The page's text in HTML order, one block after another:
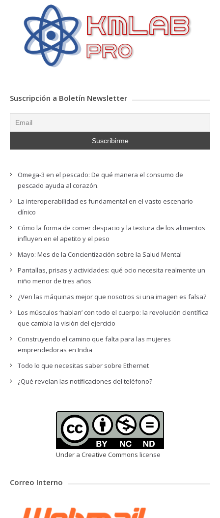
Suscripción a Boletín Newsletter
Omega-3 en el pescado: De qué manera el consumo de
pescado ayuda al corazón.
La interoperabilidad es fundamental en el vasto escenario
clínico
Cómo la forma de comer despacio y la textura de los alimentos
influyen en el apetito y el peso
Mayo: Mes de la Concientización sobre la Salud Mental
Pantallas, prisas y actividades: qué ocio necesita realmente un
niño menor de tres años
¿Ven las máquinas mejor que nosotros si una imagen es falsa?
Los músculos ‘hablan’ con todo el cuerpo: la revolución científica
que cambia la visión del ejercicio
Construyendo el camino que falta para las mujeres
emprendedoras en India
Todo lo que necesitas saber sobre Ethernet
¿Qué revelan las notificaciones del teléfono?
Under a Creative Commons license
Correo Interno